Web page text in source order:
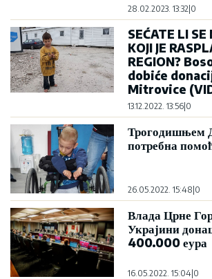
28.02.2023. 13:32 0
SEĆATE LI
KOJI JE
REGION?
dobiće
Mitrovice
13.12.2022. 13:56 0
Трогодишњем
потребна
26.05.2022. 15:48 0
Влада Црне
Украјини
400.000 еура
16.05.2022. 15:04 0